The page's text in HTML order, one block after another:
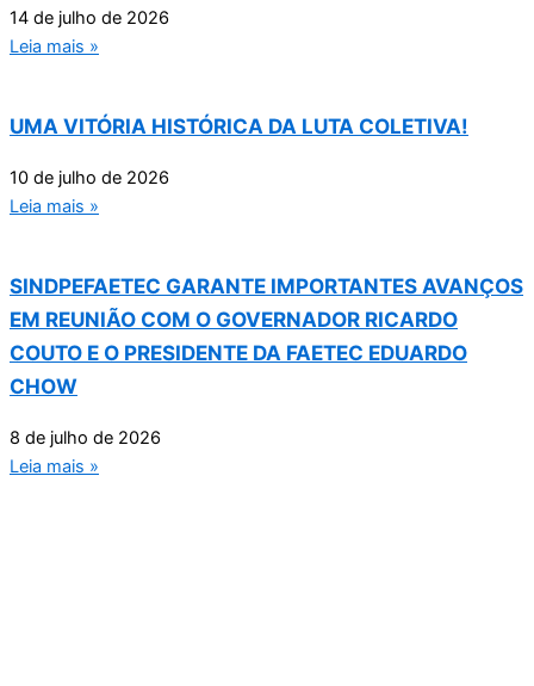
14 de julho de 2026
Leia mais »
UMA VITÓRIA HISTÓRICA DA LUTA COLETIVA!
10 de julho de 2026
Leia mais »
SINDPEFAETEC GARANTE IMPORTANTES AVANÇOS
EM REUNIÃO COM O GOVERNADOR RICARDO
COUTO E O PRESIDENTE DA FAETEC EDUARDO
CHOW
8 de julho de 2026
Leia mais »